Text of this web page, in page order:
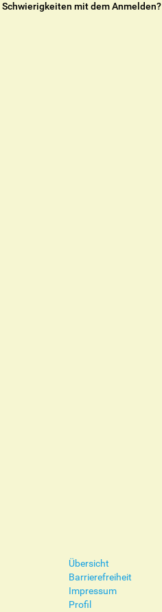
Schwierigkeiten mit dem Anmelden?
Übersicht
Barrierefreiheit
Impressum
Profil